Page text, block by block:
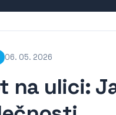
06. 05. 2026
na ulici: